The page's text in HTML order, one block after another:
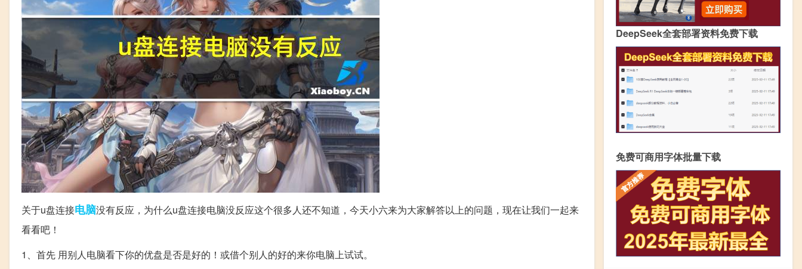
关于u盘连接电脑没有反应，为什么u盘连接电脑没反应这个很多人还不知道，今天小六来为大家解答以上的问题，现在让我们一起来
看看吧！
1、首先 用别人电脑看下你的优盘是否是好的！或借个别人的好的来你电脑上试试。
DeepSeek全套部署资料免费下载
免费可商用字体批量下载